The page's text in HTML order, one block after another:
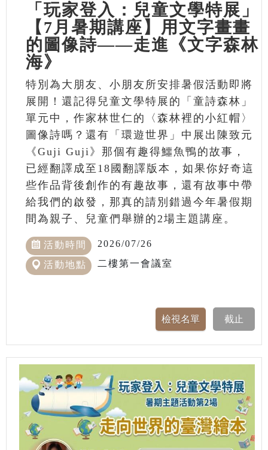
「玩家登入：兒童文學特展」
【7月暑期講座】用文字畫畫
的圖像詩——走進《文字森林
海》
特別為大朋友、小朋友所安排暑假活動即將
展開！還記得兒童文學特展的「童詩森林」
單元中，作家林世仁的〈森林裡的小紅帽〉
圖像詩嗎？還有「環遊世界」中展出陳致元
《Guji Guji》那個有趣得鱷魚鴨的故事，
已經翻譯成至18國翻譯版本，如果你好奇這
些作品背後創作的有趣故事，還有故事中帶
給我們的啟發，那真的請別錯過今年暑假期
間為親子、兒童們舉辦的2場主題講座。
活動時間 2026/07/26
活動地點 二樓第一會議室